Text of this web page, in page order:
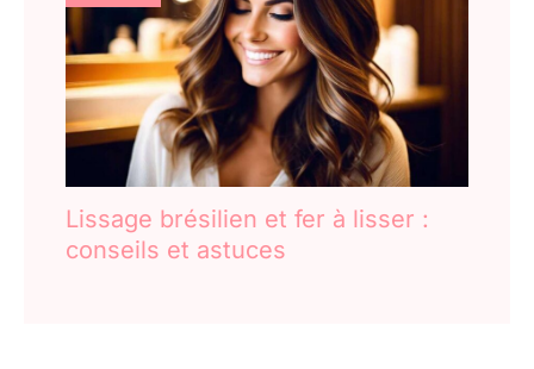
Lissage brésilien et fer à lisser :
conseils et astuces